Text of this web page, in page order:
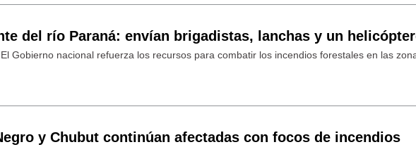
del río Paraná: envían brigadistas, lanchas y un
Gobierno nacional refuerza los recursos para combatir los incendios forestales en las
y Chubut continúan afectadas con focos de incendios